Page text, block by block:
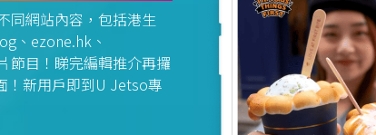
同網站內容，包括港生
、ezone.hk、
節目！睇完編輯推介再攞
！新用戶即到U Jetso專